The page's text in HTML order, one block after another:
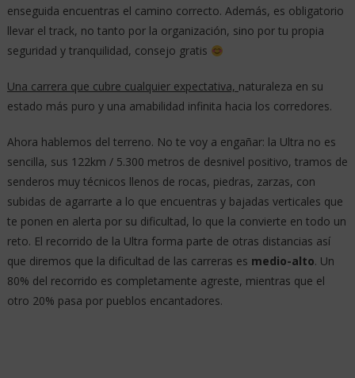
enseguida encuentras el camino correcto. Además, es obligatorio
llevar el track, no tanto por la organización, sino por tu propia
seguridad y tranquilidad, consejo gratis
Una carrera que cubre cualquier expectativa, naturaleza en su
estado más puro y una amabilidad infinita hacia los corredores.
Ahora hablemos del terreno. No te voy a engañar: la Ultra no es
sencilla, sus 122km / 5.300 metros de desnivel positivo, tramos de
senderos muy técnicos llenos de rocas, piedras, zarzas, con
subidas de agarrarte a lo que encuentras y bajadas verticales que
te ponen en alerta por su dificultad, lo que la convierte en todo un
reto. El recorrido de la Ultra forma parte de otras distancias así
que diremos que la dificultad de las carreras es medio-alto. Un
80% del recorrido es completamente agreste, mientras que el
otro 20% pasa por pueblos encantadores.